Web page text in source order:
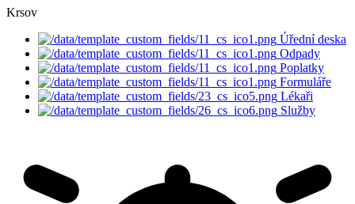
Krsov
Úřední deska
Odpady
Poplatky
Formuláře
Lékaři
Služby